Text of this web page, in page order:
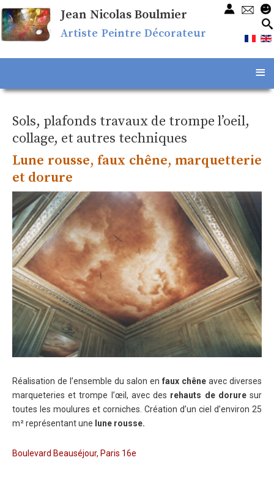
Jean Nicolas Boulmier
Artiste Peintre Décorateur
≡
Sols, plafonds travaux de trompe l’oeil,
collage, et autres techniques
Lune rousse, faux chêne, marquetterie
et dorure
Réalisation de l’ensemble du salon en faux chêne avec diverses
marqueteries et trompe l’œil, avec des rehauts de doruresur
toutes les moulures et corniches. Création d’un ciel d’environ 25
m² représentant une lune rousse.
Boulevard Beauséjour, Paris 16e